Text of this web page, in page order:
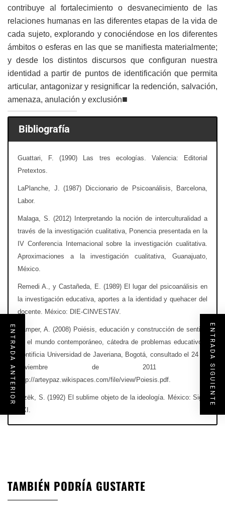
contribuye al fortalecimiento o desvanecimiento de las
relaciones humanas en las diferentes etapas de la vida de
cada sujeto, explorando y conociéndose en los diferentes
ámbitos o esferas en las que se manifiesta materialmente;
y desde los distintos discursos que configuran nuestra
identidad a partir de puntos de identificación que permita
articular, antagonizar y resignificar la redención, salvación,
amenaza, anulación y exclusión■
Bibliografía
Guattari, F. (1990) Las tres ecologías. Valencia: Editorial
Pretextos.
LaPlanche, J. (1987) Diccionario de Psicoanálisis, Barcelona,
Labor.
Malaga, S. (2012) Interpretando la noción de interculturalidad a
través de la investigación cualitativa, Ponencia presentada en la
IV Conferencia Internacional sobre la investigación cualitativa.
Aproximaciones a la investigación cualitativa, Guanajuato,
México.
Remedi A., y Castañeda, E. (1989) El lugar del psicoanálisis en
la investigación educativa, aportes a la identidad y quehacer del
docente. México: DIE-CINVESTAV.
Samper, A. (2008) Poiésis, educación y construcción de sentido
en el mundo contemporáneo, cátedra de problemas educativos,
Pontificia Universidad de Javeriana, Bogotá, consultado el 24 de
noviembre de 2011 en
http://arteypaz.wikispaces.com/file/view/Poiesis.pdf.
Zïzëk, S. (1992) El sublime objeto de la ideología. México: Siglo
XXI.
TAMBIÉN PODRÍA GUSTARTE
ENTRADA ANTERIOR ENTRADA SIGUIENTE